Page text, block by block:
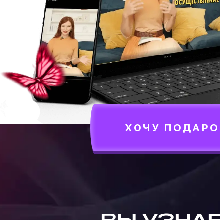
ХОЧУ